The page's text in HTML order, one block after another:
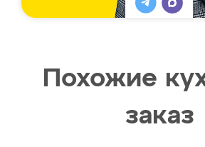
Похожие
заказ